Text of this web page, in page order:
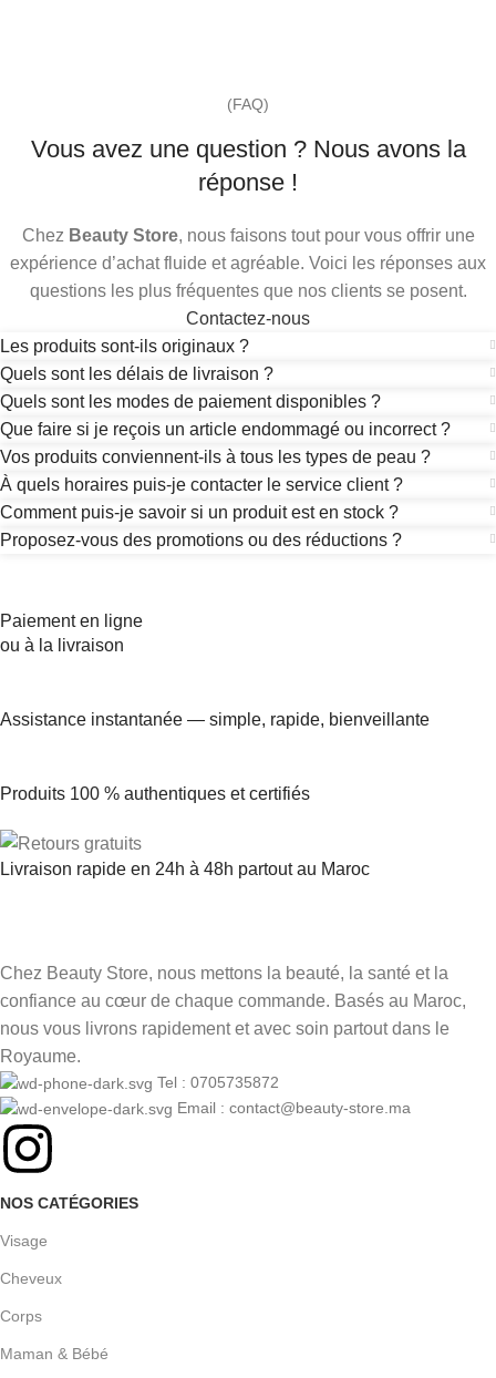
(FAQ)
Vous avez une question ? Nous avons la
réponse !
Chez Beauty Store, nous faisons tout pour vous offrir une
expérience d’achat fluide et agréable. Voici les réponses aux
questions les plus fréquentes que nos clients se posent.
Contactez-nous
Les produits sont-ils originaux ?
Quels sont les délais de livraison ?
Quels sont les modes de paiement disponibles ?
Que faire si je reçois un article endommagé ou incorrect ?
Vos produits conviennent-ils à tous les types de peau ?
À quels horaires puis-je contacter le service client ?
Comment puis-je savoir si un produit est en stock ?
Proposez-vous des promotions ou des réductions ?
Paiement en ligne
ou à la livraison
Assistance instantanée — simple, rapide, bienveillante
Produits 100 % authentiques et certifiés
Livraison rapide en 24h à 48h partout au Maroc
Chez Beauty Store, nous mettons la beauté, la santé et la
confiance au cœur de chaque commande. Basés au Maroc,
nous vous livrons rapidement et avec soin partout dans le
Royaume.
Tel : 0705735872
Email : contact@beauty-store.ma
NOS CATÉGORIES
Visage
Cheveux
Corps
Maman & Bébé